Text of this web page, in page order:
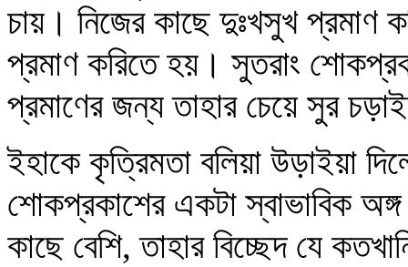
চায়। নিজের কাছে দুঃখসুখ প্রমাণ
প্রমাণ করিতে হয়। সুতরাং
প্রমাণের জন্য তাহার চেয়ে সুর
ইহাকে কৃত্রিমতা বলিয়া উড়াইয়া
শোকপ্রকাশের একটা স্বাভাবিক
কাছে বেশি, তাহার বিচ্ছেদ যে